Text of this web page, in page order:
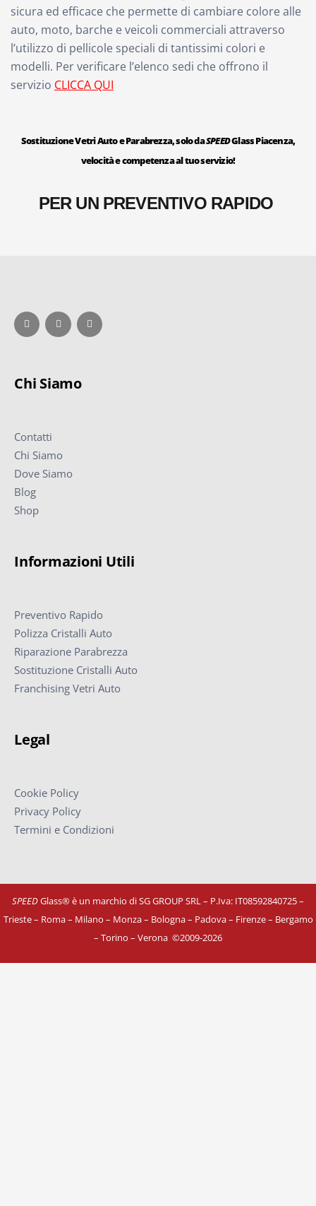
sicura ed efficace che permette di cambiare colore alle
auto, moto, barche e veicoli commerciali attraverso
l’utilizzo di pellicole speciali di tantissimi colori e
modelli. Per verificare l’elenco sedi che offrono il
servizio CLICCA QUI
Sostituzione Vetri Auto e Parabrezza, solo daSPEEDGlass Piacenza,
velocità e competenza al tuo servizio!
PER UN PREVENTIVO RAPIDO
Chi Siamo
Contatti
Chi Siamo
Dove Siamo
Blog
Shop
Informazioni Utili
Preventivo Rapido
Polizza Cristalli Auto
Riparazione Parabrezza
Sostituzione Cristalli Auto
Franchising Vetri Auto
Legal
Cookie Policy
Privacy Policy
Termini e Condizioni
SPEEDGlass® è un marchio di SG GROUP SRL – P.Iva: IT08592840725–
Trieste – Roma – Milano – Monza – Bologna – Padova – Firenze – Bergamo
– Torino – Verona ©2009-2026